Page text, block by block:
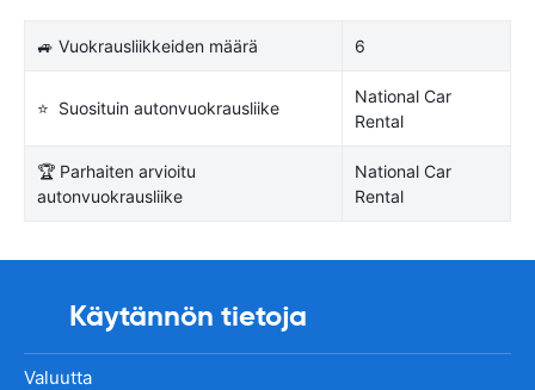
🚙 Vuokrausliikkeiden määrä 6
⭐ Suosituin autonvuokrausliike
National Car
Rental
🏆 Parhaiten arvioitu
autonvuokrausliike
National Car
Rental
Käytännön tietoja
Valuutta